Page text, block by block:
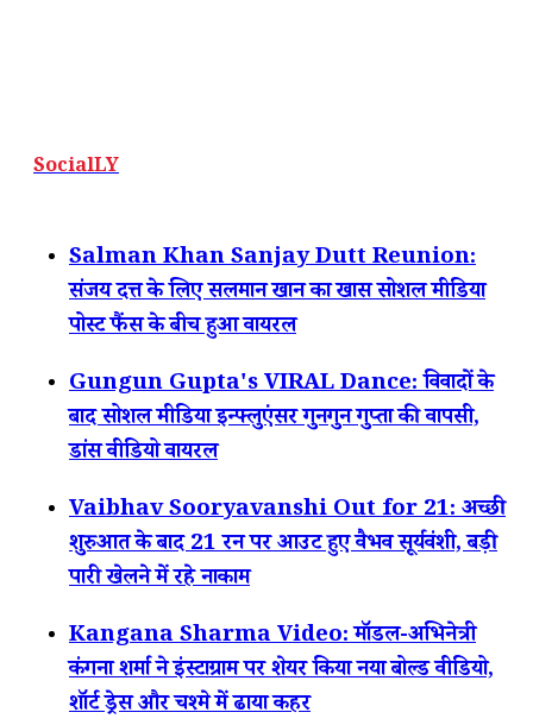
SocialLY
Salman Khan Sanjay Dutt Reunion:
संजय दत्त के लिए सलमान खान का खास सोशल मीडिया
पोस्ट फैंस के बीच हुआ वायरल
Gungun Gupta's VIRAL Dance: विवादों के
बाद सोशल मीडिया इन्फ्लुएंसर गुनगुन गुप्ता की वापसी,
डांस वीडियो वायरल
Vaibhav Sooryavanshi Out for 21: अच्छी
शुरुआत के बाद 21 रन पर आउट हुए वैभव सूर्यवंशी, बड़ी
पारी खेलने में रहे नाकाम
Kangana Sharma Video: मॉडल-अभिनेत्री
कंगना शर्मा ने इंस्टाग्राम पर शेयर किया नया बोल्ड वीडियो,
शॉर्ट ड्रेस और चश्मे में ढाया कहर